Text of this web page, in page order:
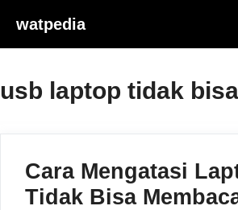
content
watpedia
usb laptop tidak
Cara Mengatasi
Tidak Bisa